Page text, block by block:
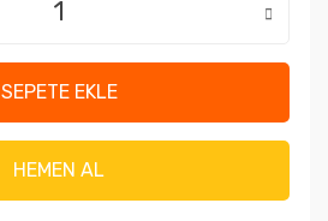
SEPETE EKLE
HEMEN AL